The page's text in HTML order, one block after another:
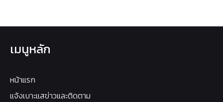
เมนูหลัก
หน้าแรก
แจ้งเบาะแสข่าวและติดตาม